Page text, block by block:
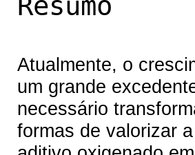
Atualmente, o
um grande
necessário
formas de valorizar